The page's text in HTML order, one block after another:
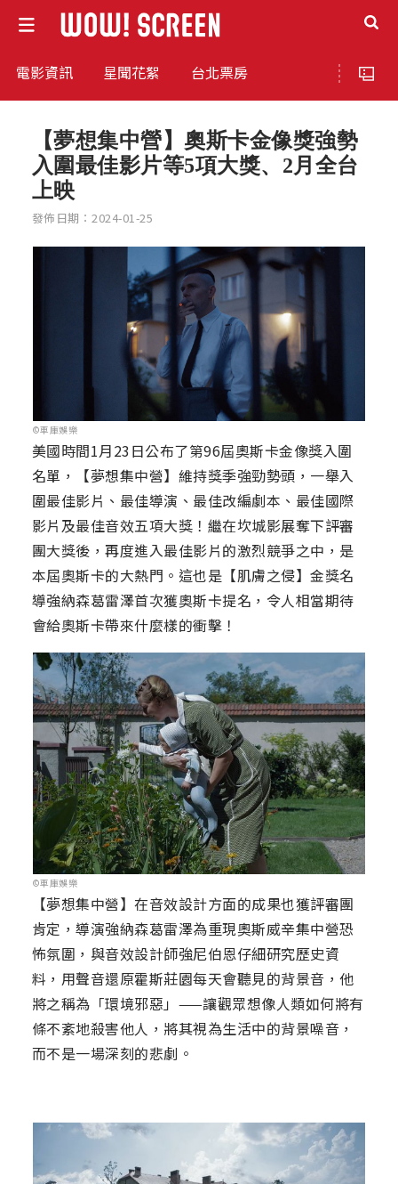
電影資訊 星聞花絮 台北票房
【夢想集中營】奧斯卡金像獎強勢
入圍最佳影片等5項大獎、2月全台
上映
發佈日期：2024-01-25
©車庫娛樂
美國時間1月23日公布了第96屆奧斯卡金像獎入圍
名單，【夢想集中營】維持獎季強勁勢頭，一舉入
圍最佳影片、最佳導演、最佳改編劇本、最佳國際
影片及最佳音效五項大獎！繼在坎城影展奪下評審
團大獎後，再度進入最佳影片的激烈競爭之中，是
本屆奧斯卡的大熱門。這也是【肌膚之侵】金獎名
導強納森葛雷澤首次獲奧斯卡提名，令人相當期待
會給奧斯卡帶來什麼樣的衝擊！
©車庫娛樂
【夢想集中營】在音效設計方面的成果也獲評審團
肯定，導演強納森葛雷澤為重現奧斯威辛集中營恐
怖氛圍，與音效設計師強尼伯恩仔細研究歷史資
料，用聲音還原霍斯莊園每天會聽見的背景音，他
將之稱為「環境邪惡」——讓觀眾想像人類如何將有
條不紊地殺害他人，將其視為生活中的背景噪音，
而不是一場深刻的悲劇。